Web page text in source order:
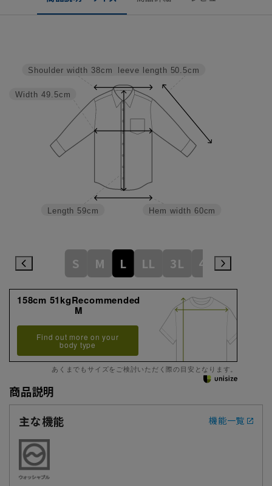
Hem width 60cm
Sleeve length 50.5cm
Length 59cm
Width 49.5cm
Shoulder width 38cm
S M L LL 3L 4L
158cm 51kgRecommended
M
Find out more on your
body type
あくまでもサイズをご検討いただく際の目安となります。
商品説明
主な機能
機能一覧